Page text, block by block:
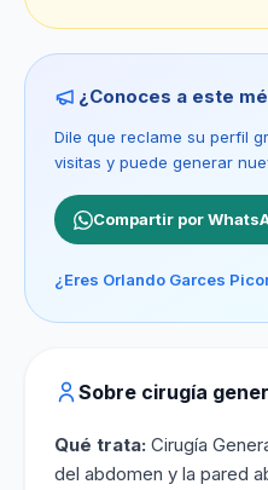
¿Conoces a este
Dile que reclame su perfil
visitas y puede generar
Compartir por
¿Eres Orlando Garces
Sobre cirugía
Qué trata: Cirugía
del abdomen y la pared